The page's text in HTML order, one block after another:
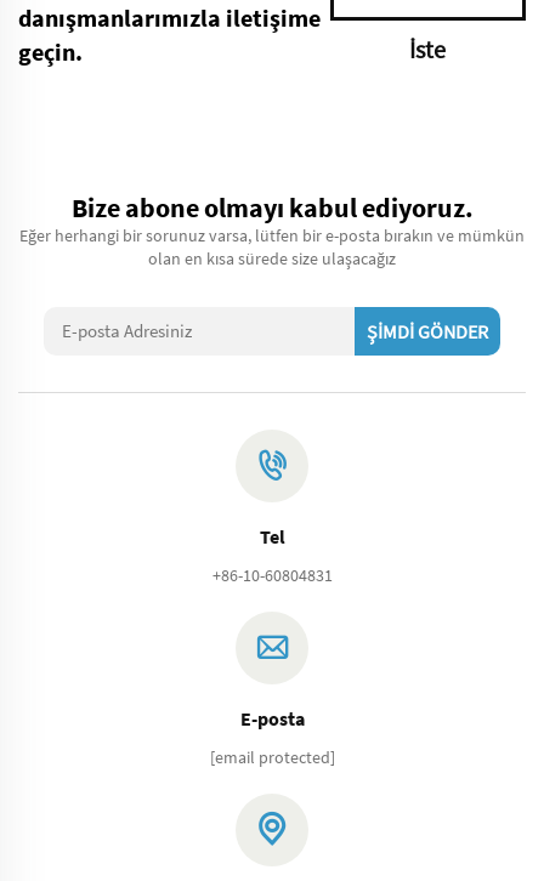
danışmanlarımızla iletişime
geçin.
İste
Bize abone olmayı kabul ediyoruz.
Eğer herhangi bir sorunuz varsa, lütfen bir e-posta bırakın ve mümkün
olan en kısa sürede size ulaşacağız
ŞİMDİ GÖNDER
Tel
+86-10-60804831
E-posta
[email protected]